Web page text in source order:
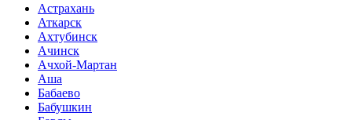
Астрахань
Аткарск
Ахтубинск
Ачинск
Ачхой-Мартан
Аша
Бабаево
Бабушкин